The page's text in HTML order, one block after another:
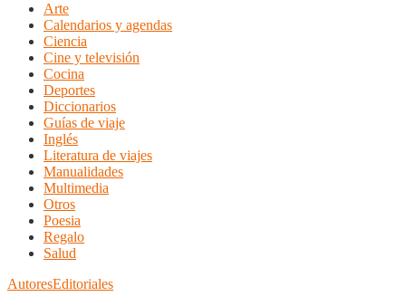
Arte
Calendarios y agendas
Ciencia
Cine y televisión
Cocina
Deportes
Diccionarios
Guías de viaje
Inglés
Literatura de viajes
Manualidades
Multimedia
Otros
Poesia
Regalo
Salud
AutoresEditoriales